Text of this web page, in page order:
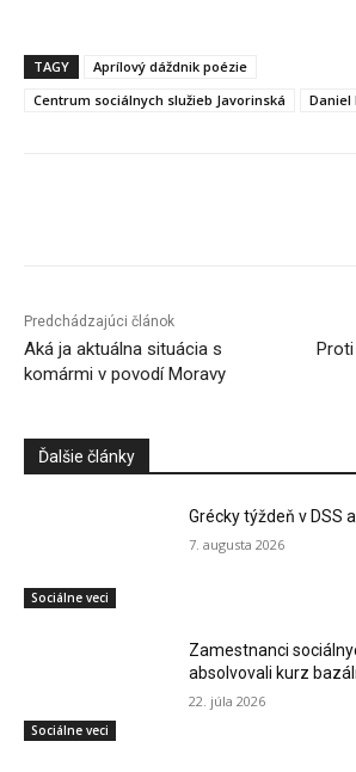
TAGY
Aprílový dáždnik poézie
Centrum sociálnych služieb Javorinská
Daniel
Predchádzajúci článok
Aká ja aktuálna situácia s
komármi v povodí Moravy
Ďalšie články
Sociálne veci
Grécky týždeň v DSS
7. augusta 2026
Sociálne veci
Zamestnanci
absolvovali kurz
22. júla 2026